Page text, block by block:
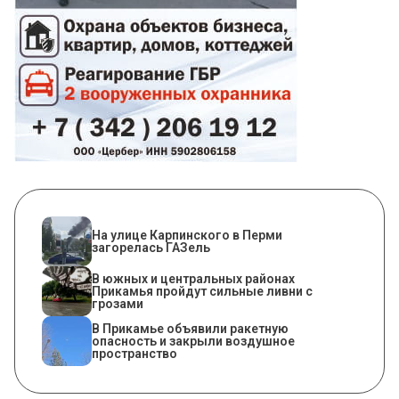
На улице Карпинского в Перми
загорелась ГАЗель
В южных и центральных районах
Прикамья пройдут сильные ливни с
грозами
В Прикамье объявили ракетную
опасность и закрыли воздушное
пространство